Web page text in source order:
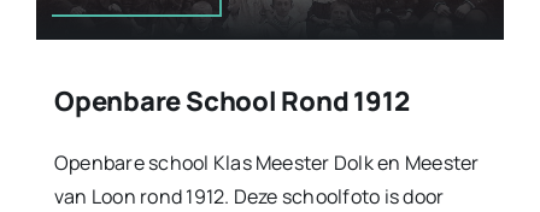
Openbare School Rond 1912
Openbare school Klas Meester Dolk en Meester
van Loon rond 1912. Deze schoolfoto is door